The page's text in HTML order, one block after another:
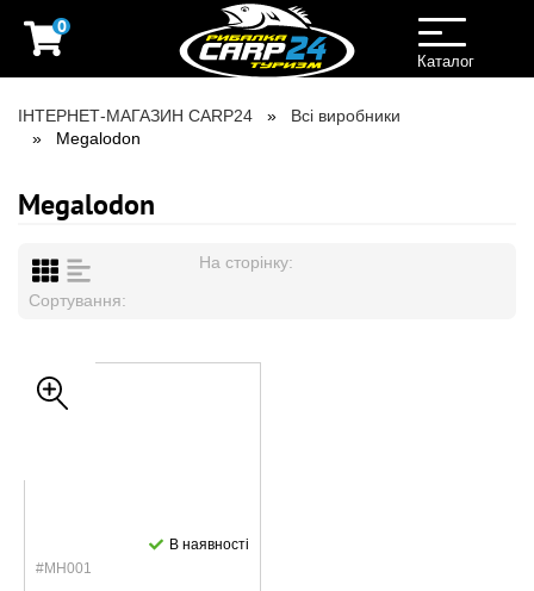
0
Toggle
navigation
Каталог
ІНТЕРНЕТ-МАГАЗИН CARP24
Всі виробники
Megalodon
Megalodon
На сторінку:
Сортування:
#MH001
В наявності